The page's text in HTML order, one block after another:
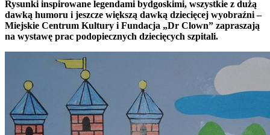
Rysunki inspirowane legendami bydgoskimi, wszystkie z dużą
dawką humoru i jeszcze większą dawką dziecięcej wyobraźni –
Miejskie Centrum Kultury i Fundacja „Dr Clown” zapraszają
na wystawę prac podopiecznych dziecięcych szpitali.